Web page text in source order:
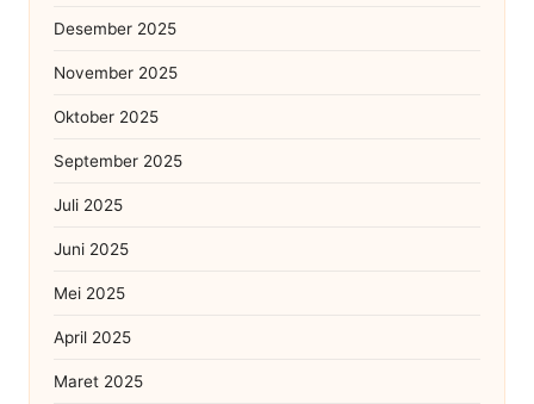
Desember 2025
November 2025
Oktober 2025
September 2025
Juli 2025
Juni 2025
Mei 2025
April 2025
Maret 2025